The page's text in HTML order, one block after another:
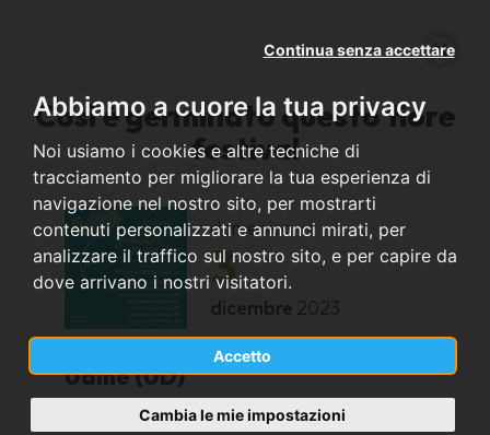
Abbiamo a cuore la tua privacy
Noi usiamo i cookies e altre tecniche di
tracciamento per migliorare la tua esperienza di
navigazione nel nostro sito, per mostrarti
contenuti personalizzati e annunci mirati, per
analizzare il traffico sul nostro sito, e per capire da
dove arrivano i nostri visitatori.
Accetto
Continua senza accettare
Cambia le mie impostazioni
Così è germinato questo fiore
festival
domenica
3
dicembre 2023
Udine (UD)
Cattedrale di Santa Maria Annunziata